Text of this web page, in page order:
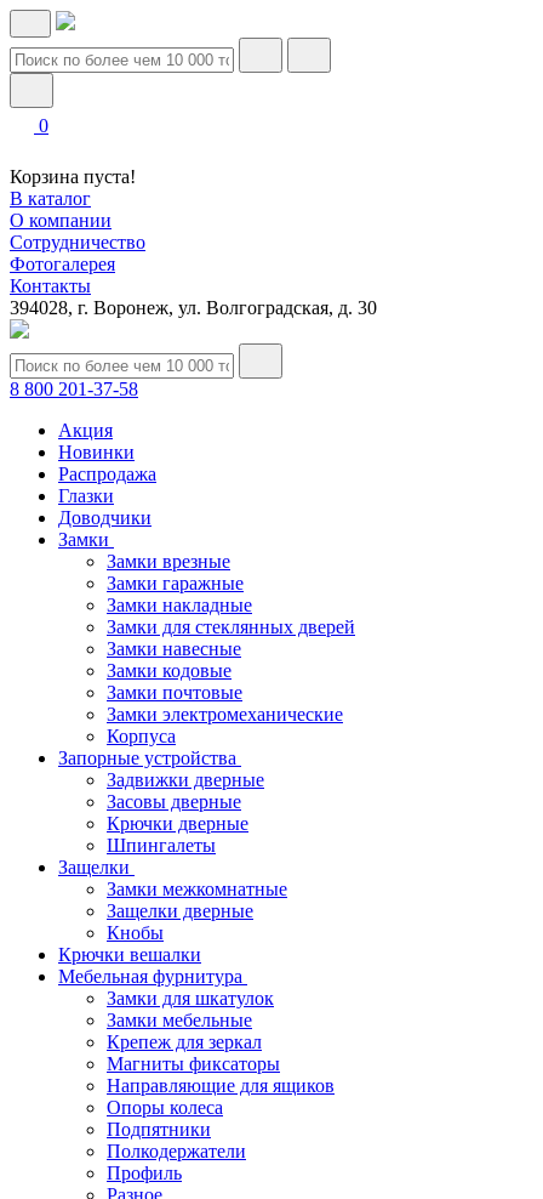
0
Корзина пуста!
В каталог
О компании
Сотрудничество
Фотогалерея
Контакты
394028, г. Воронеж, ул. Волгоградская, д. 30
8 800 201-37-58
Акция
Новинки
Распродажа
Глазки
Доводчики
Замки
Замки врезные
Замки гаражные
Замки накладные
Замки для стеклянных дверей
Замки навесные
Замки кодовые
Замки почтовые
Замки электромеханические
Корпуса
Запорные устройства
Задвижки дверные
Засовы дверные
Крючки дверные
Шпингалеты
Защелки
Замки межкомнатные
Защелки дверные
Кнобы
Крючки вешалки
Мебельная фурнитура
Замки для шкатулок
Замки мебельные
Крепеж для зеркал
Магниты фиксаторы
Направляющие для ящиков
Опоры колеса
Подпятники
Полкодержатели
Профиль
Разное